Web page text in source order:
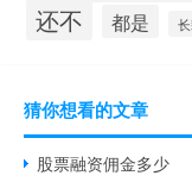
还不 都是
猜你想看的文章
股票融资佣金多少